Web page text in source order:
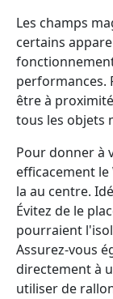
Les champs
certains
performances.
être à
tous les objets
Pour donner à
efficacement
la au centre.
Évitez de le
pourraient
Assurez-vous
directement à
utiliser de